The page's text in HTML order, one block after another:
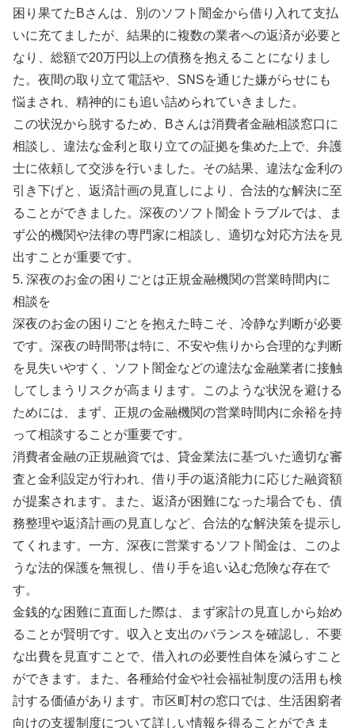
困り果てたBさんは、別のソフト闇金から借り入れて支払
いに充てましたが、結果的に複数の業者への返済が必要と
なり、総額で20万円以上の債務を抱えることになりまし
た。夜間の取り立て電話や、SNSを通じた嫌がらせにも
悩まされ、精神的にも追い詰められていきました。
この状況から脱するため、Bさんは消費者金融相談窓口に
相談し、違法な金利と取り立ての証拠を集めた上で、弁護
士に依頼して交渉を行いました。その結果、違法な金利の
引き下げと、返済計画の見直しにより、合法的な解決に至
ることができました。深夜のソフト闇金トラブルでは、ま
ず公的機関や法律の専門家に相談し、適切な対応方法を見
出すことが重要です。
5. 深夜のお金の困りごとは正規金融機関の営業時間内に
相談を
深夜のお金の困りごとを抱えた時こそ、冷静な判断が必要
です。深夜の時間帯は特に、不安や焦りから合理的な判断
を見失いやすく、ソフト闇金などの違法な金融業者に接触
してしまうリスクが高まります。このような状況を避ける
ためには、まず、正規の金融機関の営業時間内に余裕を持
って相談することが重要です。
消費者金融の正規融資では、貸金業法に基づいた適切な審
査と金利設定が行われ、借り手の返済能力に応じた融資額
が提案されます。また、返済が困難になった場合でも、債
務整理や返済計画の見直しなど、合法的な解決策を提示し
てくれます。一方、深夜に営業するソフト闇金は、このよ
うな法的保護を無視し、借り手を追い込む危険な存在で
す。
金銭的な困難に直面した際は、まず家計の見直しから始め
ることが賢明です。収入と支出のバランスを確認し、不要
な出費を見直すことで、借入れの必要性自体を減らすこと
ができます。また、各種給付金や社会福祉制度の活用も検
討する価値があります。市区町村の窓口では、生活困窮者
向けの支援制度について詳しい情報を得ることができま